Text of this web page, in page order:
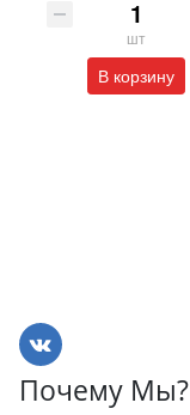
шт
В корзину
Почему Мы?